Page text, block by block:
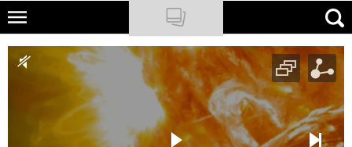
Skip
main
NATIONAL GEOGRAPHIC
PODCASTY